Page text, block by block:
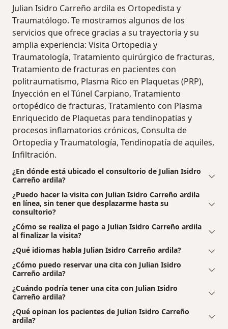
Julian Isidro Carreño ardila es Ortopedista y
Traumatólogo. Te mostramos algunos de los
servicios que ofrece gracias a su trayectoria y su
amplia experiencia: Visita Ortopedia y
Traumatología, Tratamiento quirúrgico de fracturas,
Tratamiento de fracturas en pacientes con
politraumatismo, Plasma Rico en Plaquetas (PRP),
Inyección en el Túnel Carpiano, Tratamiento
ortopédico de fracturas, Tratamiento con Plasma
Enriquecido de Plaquetas para tendinopatias y
procesos inflamatorios crónicos, Consulta de
Ortopedia y Traumatología, Tendinopatía de aquiles,
Infiltración.
¿En dónde está ubicado el consultorio de Julian Isidro
Carreño ardila?
¿Puedo hacer la visita con Julian Isidro Carreño ardila
en línea, sin tener que desplazarme hasta su
consultorio?
¿Cómo se realiza el pago a Julian Isidro Carreño ardila
al finalizar la visita?
¿Qué idiomas habla Julian Isidro Carreño ardila?
¿Cómo puedo reservar una cita con Julian Isidro
Carreño ardila?
¿Cuándo podría tener una cita con Julian Isidro
Carreño ardila?
¿Qué opinan los pacientes de Julian Isidro Carreño
ardila?